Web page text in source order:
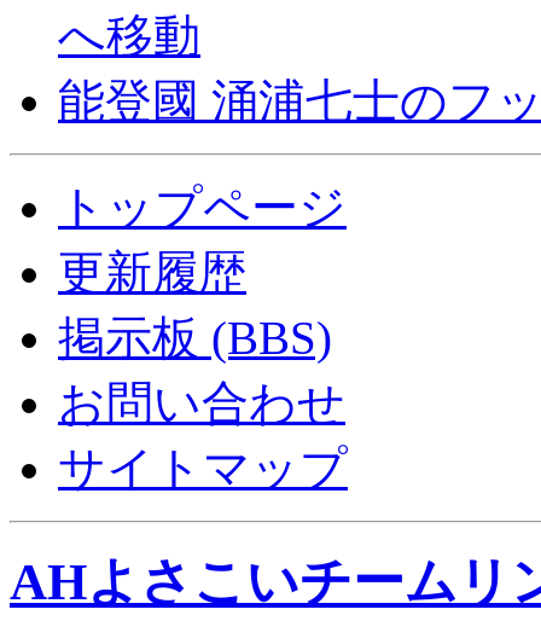
へ移動
能登國 涌浦七士のフ
トップページ
更新履歴
掲示板 (BBS)
お問い合わせ
サイトマップ
AHよさこいチームリ